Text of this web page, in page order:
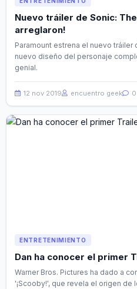
Nuevo tráiler de Sonic:
arreglaron!
Paramount estrena el nuevo
nuevo diseño del personaje
genial.
12 nov 2019 encuentro geek 0
ENTRETENIMIENTO
Dan ha conocer el primer
Warner Bros. Pictures ha dado a
'¡Scooby!', que revela el origen